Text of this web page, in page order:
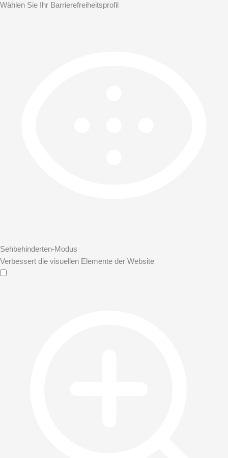
Wählen Sie Ihr Barrierefreiheitsprofil
Sehbehinderten-Modus
Verbessert die visuellen Elemente der Website